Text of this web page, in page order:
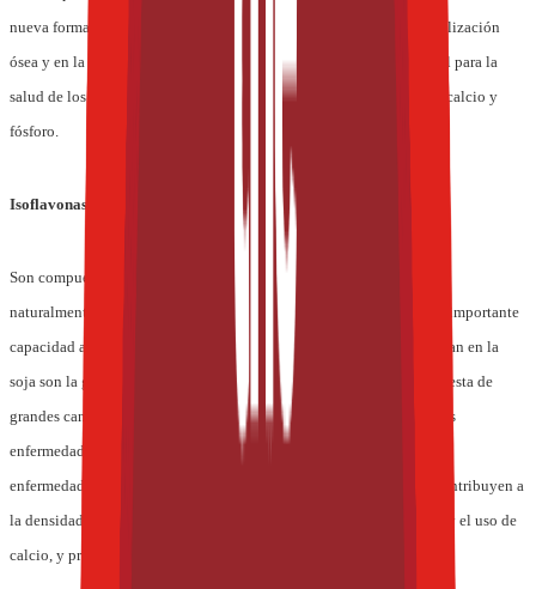
nueva formación ósea; y el manganeso, que contribuye en la mineralización
ósea y en la síntesis del tejido conectivo. La vitamina D3 es esencial para la
salud de los dientes, huesos y uñas, así como para la asimilación de calcio y
fósforo.
Isoflavonas de soja
Son compuestos no esteroideos con actividad estrogénica presentes
naturalmente en las plantas (fitoquímicos), que poseen también una importante
capacidad antioxidante. Las principales isoflavonas que se encuentran en la
soja son la genisteína, la daidzeína y la gliciteína. Se cree que la ingesta de
grandes cantidades de isoflavonas posiblemente proteja contra varias
enfermedades, tales como el cáncer de mama, el cáncer de próstata y
enfermedades cardiovasculares. Las isoflavonas de soja asimismo contribuyen a
la densidad mineral ósea, lo cual potencializa la absorción corporal y el uso de
calcio, y previene así la aparición de osteoporosis.